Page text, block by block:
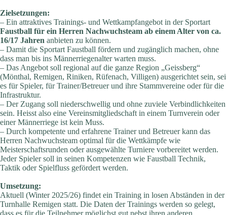
Zielsetzungen:
– Ein attraktives Trainings- und Wettkampfangebot in der Sportart
Faustball für ein Herren Nachwuchsteam ab einem Alter von ca.
16/17 Jahren anbieten zu können.
– Damit die Sportart Faustball fördern und zugänglich machen, ohne
dass man bis ins Männerriegenalter warten muss.
– Das Angebot soll regional auf die ganze Region „Geissberg“
(Mönthal, Remigen, Riniken, Rüfenach, Villigen) ausgerichtet sein, sei
es für Spieler, für Trainer/Betreuer und ihre Stammvereine oder für die
Infrastruktur.
– Der Zugang soll niederschwellig und ohne zuviele Verbindlichkeiten
sein. Heisst also eine Vereinsmitgliedschaft in einem Turnverein oder
einer Männerriege ist kein Muss.
– Durch kompetente und erfahrene Trainer und Betreuer kann das
Herren Nachwuchsteam optimal für die Wettkämpfe wie
Meisterschaftsrunden oder ausgewählte Turniere vorbereitet werden.
Jeder Spieler soll in seinen Kompetenzen wie Faustball Technik,
Taktik oder Spielfluss gefördert werden.
Umsetzung:
Aktuell (Winter 2025/26) findet ein Training in losen Abständen in der
Turnhalle Remigen statt. Die Daten der Trainings werden so gelegt,
dass es für die Teilnehmer möglichst gut nebst ihren anderen